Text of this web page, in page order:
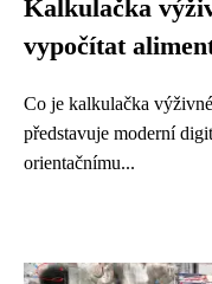
Kalkulačka
vypočítat
Co je kalkulačka
představuje moderní
orientačnímu...